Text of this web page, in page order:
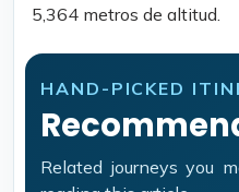
5,364 metros de altitud.
HAND-PICKED
Related journeys you